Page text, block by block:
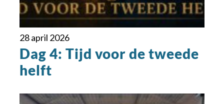
28 april 2026
Dag 4: Tijd voor de tweede
helft